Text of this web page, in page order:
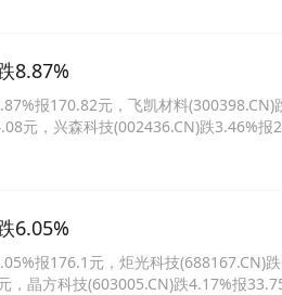
8.87%
报170.82元，飞凯材料
元，兴森科技(002436.CN)跌3.46%报
6.05%
报176.1元，炬光科技(688167.CN)
晶方科技(603005.CN)跌4.17%报